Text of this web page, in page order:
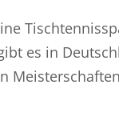
es in